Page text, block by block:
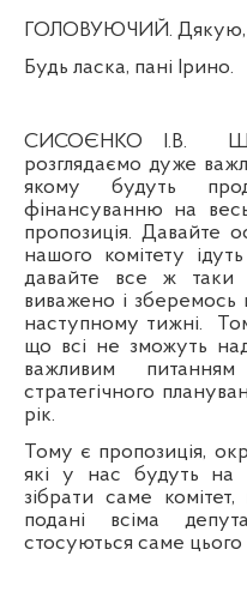
ГОЛОВУЮЧИЙ. Дякую,
Будь ласка, пані Ірино.
СИСОЄНКО І.В.
розглядаємо дуже
якому будуть
фінансуванню на
пропозиція. Давайте
нашого комітету
давайте все ж таки
виважено і
наступному тижні.
що всі не зможуть
важливим
стратегічного
рік.
Тому є пропозиція,
які у нас будуть на
зібрати саме
подані всіма
стосуються саме цього